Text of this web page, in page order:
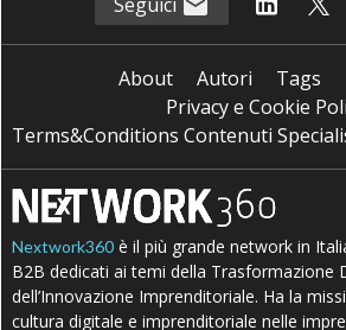
About Autori Tags
Privacy e Cookie
Terms&Conditions Contenuti
Nextwork360 è il più grande network in
B2B dedicati ai temi della Trasformazione
dell’Innovazione Imprenditoriale. Ha la
cultura digitale e imprenditoriale nelle